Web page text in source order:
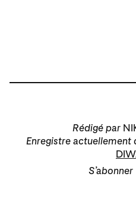
Rédigé par
Enregistre actuellement
S’abonner